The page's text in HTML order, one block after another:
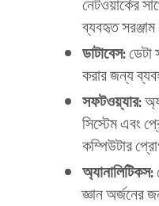
ব্যবহৃত
ডাটাবেস:ডেটা
করার জন্য
সফটওয়্যার:
সিস্টেম এবং
কম্পিউটার
অ্যানালিটিকস:
জ্ঞান অর্জনের